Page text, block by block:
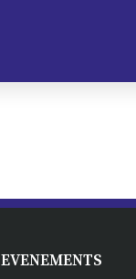
EVENEMENTS